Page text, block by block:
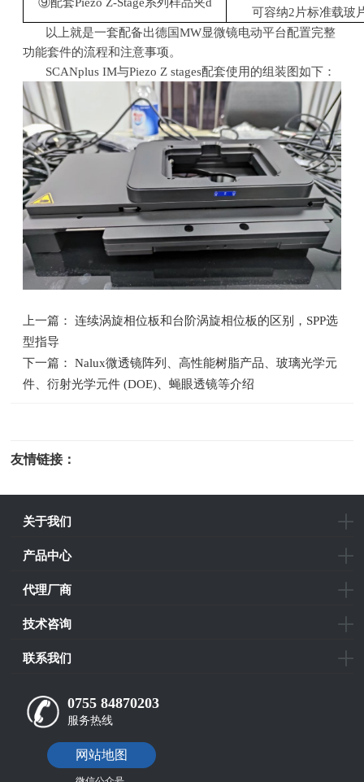
可容纳2 片标准载玻
以上就是一套配备出德国MW显微镜电动平台配置完整
功能套件的流程和注意事项。
SCANplus IM与Piezo Z stages配套使用的组装图如下：
上一篇： 连续涡旋相位板和台阶涡旋相位板的区别，SPP选
型指导
下一篇： Nalux微透镜阵列、高性能树脂产品、玻璃光学元
件、衍射光学元件 (DOE)、蝇眼透镜等介绍
友情链接：
关于我们
产品中心
代理厂商
技术咨询
联系我们
0755 84870203
服务热线
网站地图